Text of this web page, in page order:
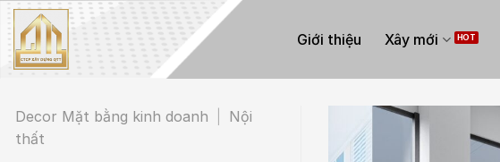
Skip
to
content
Giới thiệu Xây mới
Decor Mặt bằng kinh doanh
Nội
thất